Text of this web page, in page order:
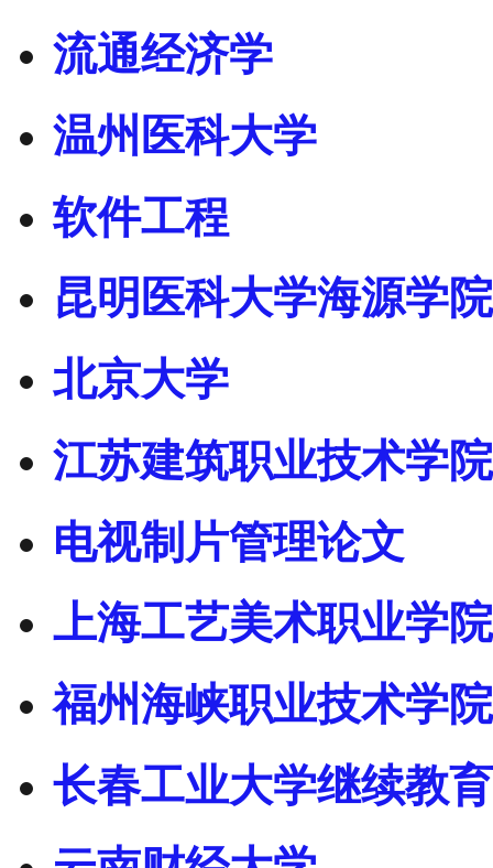
流通经济学
温州医科大学
软件工程
昆明医科大学海源学院
北京大学
江苏建筑职业技术学院
电视制片管理论文
上海工艺美术职业学院
福州海峡职业技术学院
长春工业大学继续教